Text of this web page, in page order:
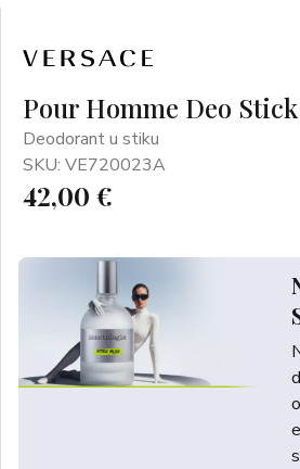
Pour Homme Deo
Deodorant u stiku
SKU: VE720023A
42,00 €